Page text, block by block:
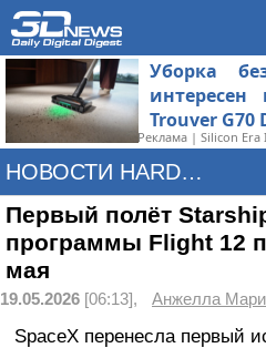
Уборка
интересен
Trouver G70
Реклама | Silicon Era
НОВОСТИ HARDWARE
Первый полёт
программы Flight 12
мая
19.05.2026 [06:13], Анжелла
SpaceX перенесла первый